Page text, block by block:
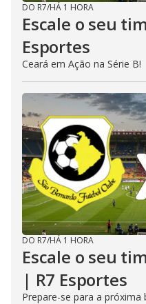
DO R7/HÁ 1 HORA
Escale o seu
Esportes
Ceará em Ação na Série B!
DO R7/HÁ 1 HORA
Escale o seu
| R7 Esportes
Prepare-se para a próxima